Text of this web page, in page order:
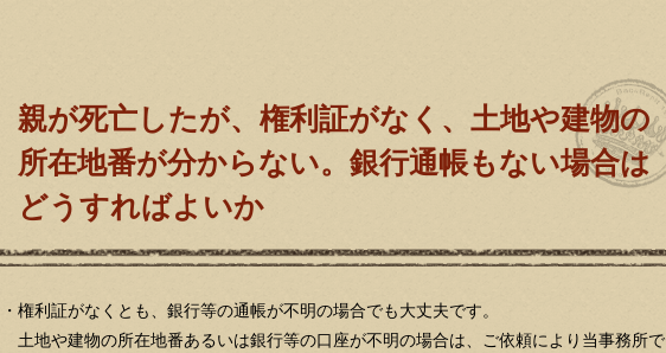
親が死亡したが、権利証がなく、土地や建物の
所在地番が分からない。銀行通帳もない場合は
どうすればよいか
・権利証がなくとも、銀行等の通帳が不明の場合でも大丈夫です。
土地や建物の所在地番あるいは銀行等の口座が不明の場合は、ご依頼により当事務所で